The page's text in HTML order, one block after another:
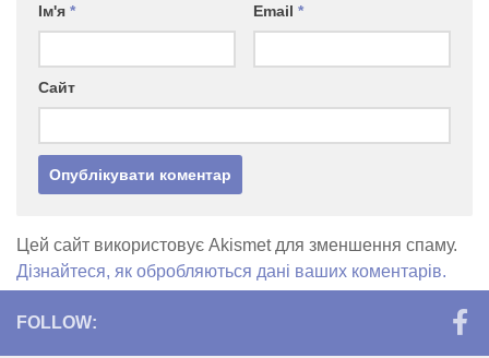
Ім'я * Email *
Сайт
Цей сайт використовує Akismet для зменшення спаму.
Дізнайтеся, як обробляються дані ваших коментарів.
FOLLOW: